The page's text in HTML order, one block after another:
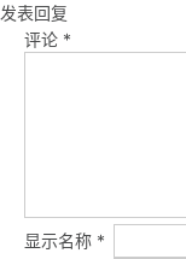
发表回复
评论 *
显示名称 *